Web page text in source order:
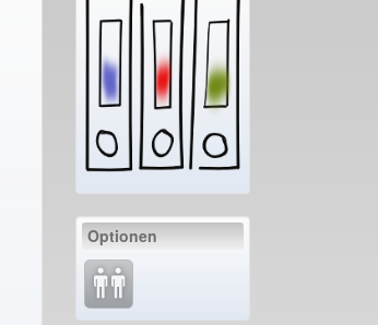
Optionen